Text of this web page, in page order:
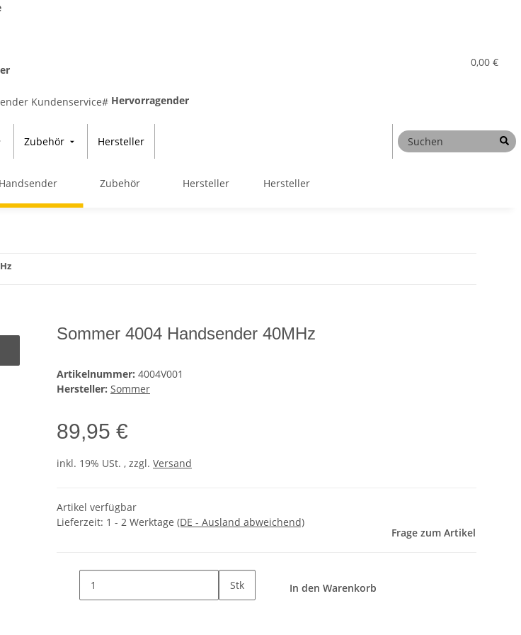
Hervorragender
0,00 €
Zubehör Hersteller
Handsender Zubehör Hersteller Hersteller
Sommer 4004 Handsender 40MHz
Artikelnummer: 4004V001
Hersteller: Sommer
89,95 €
inkl. 19% USt. , zzgl. Versand
Artikel verfügbar
Lieferzeit: 1 - 2 Werktage (DE - Ausland abweichend)
Frage zum Artikel
Stk In den Warenkorb